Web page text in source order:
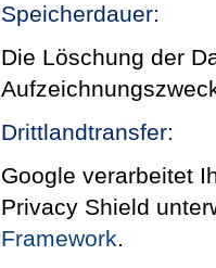
Speicherdauer:
Die Löschung der
Drittlandtransfer:
Google verarbeitet
Privacy Shield
Framework.